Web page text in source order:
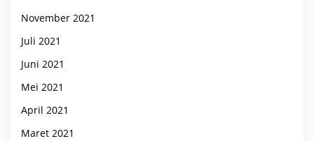
November 2021
Juli 2021
Juni 2021
Mei 2021
April 2021
Maret 2021